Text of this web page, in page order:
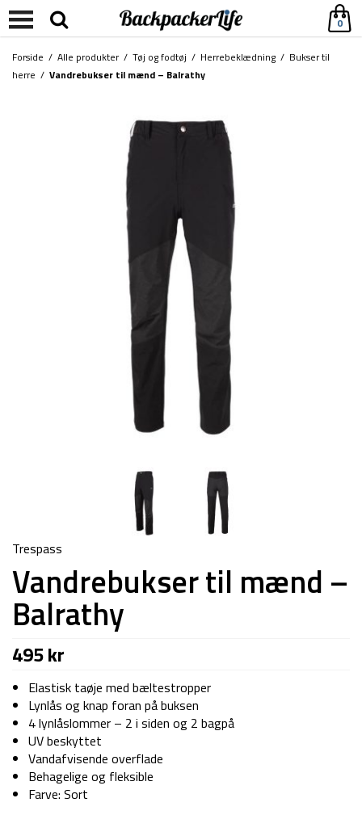
0
Forside / Alle produkter/ Tøj og fodtøj / Herrebeklædning / Bukser til
herre / Vandrebukser til mænd – Balrathy
Trespass
Vandrebukser til mænd –
Balrathy
495kr
Elastisk taøje med bæltestropper
Lynlås og knap foran på buksen
4 lynlåslommer – 2 i siden og 2 bagpå
UV beskyttet
Vandafvisende overflade
Behagelige og fleksible
Farve: Sort